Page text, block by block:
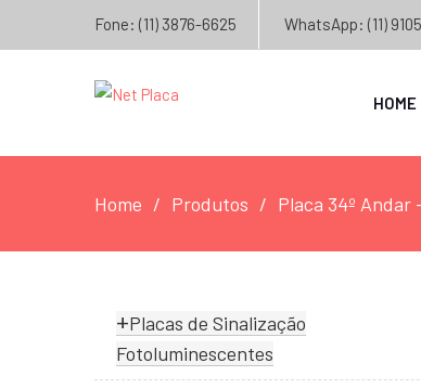
Fone: (11) 3876-6625 WhatsApp: (11)
HOME
Home Produtos Placa 34º Andar
+Placas de Sinalização
Fotoluminescentes